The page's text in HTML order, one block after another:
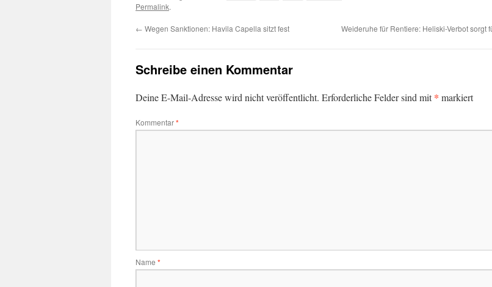
Permalink.
← Wegen Sanktionen: Havila Capella sitzt fest Weideruhe für Rentiere: Heliski-Verbot sorgt
Schreibe einen Kommentar
Deine E-Mail-Adresse wird nicht veröffentlicht. Erforderliche Felder sind mit* markiert
Kommentar*
Name *